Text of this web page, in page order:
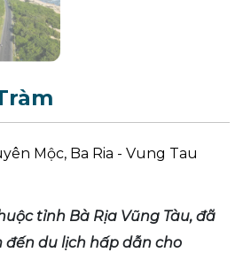
Mộc, Ba Ria - Vung Tau
tỉnh Bà Rịa Vũng Tàu, đã
du lịch hấp dẫn cho